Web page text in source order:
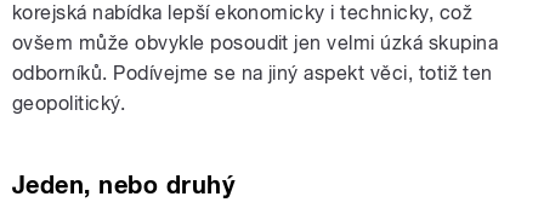
korejská nabídka lepší ekonomicky i technicky, což
ovšem může obvykle posoudit jen velmi úzká skupina
odborníků. Podívejme se na jiný aspekt věci, totiž ten
geopolitický.
Jeden, nebo druhý